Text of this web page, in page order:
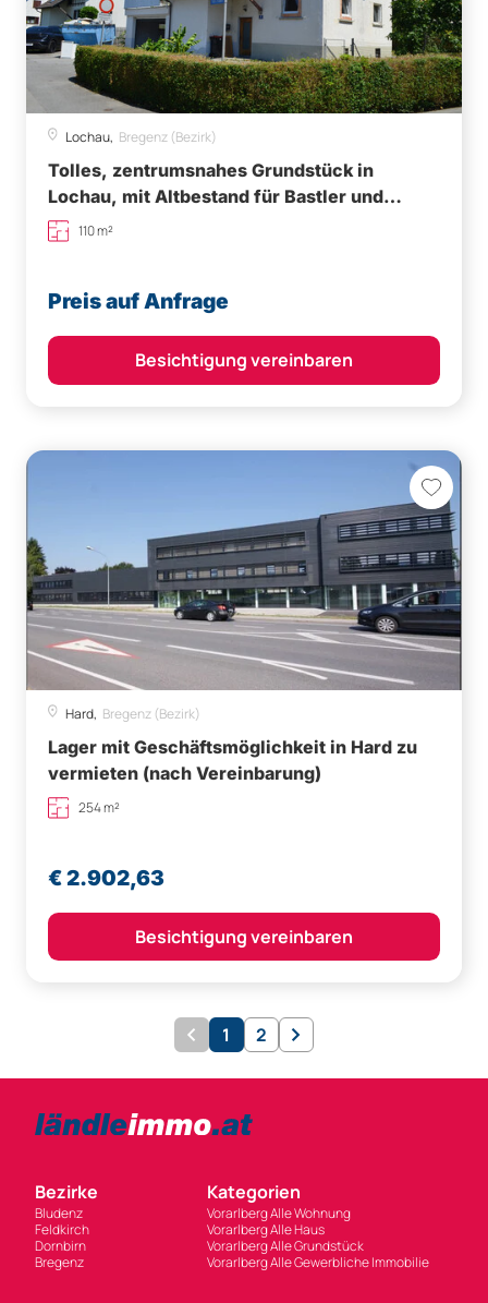
Lochau, Bregenz (Bezirk)
Tolles, zentrumsnahes Grundstück in
Lochau, mit Altbestand für Bastler und
Sanierungsfreudige
110 m²
Preis auf Anfrage
Besichtigung vereinbaren
Hard, Bregenz (Bezirk)
Lager mit Geschäftsmöglichkeit in Hard zu
vermieten (nach Vereinbarung)
254 m²
€ 2.902,63
Besichtigung vereinbaren
1 2
Bezirke
Bludenz
Feldkirch
Dornbirn
Bregenz
Kategorien
Vorarlberg Alle Wohnung
Vorarlberg Alle Haus
Vorarlberg Alle Grundstück
Vorarlberg Alle Gewerbliche Immobilie